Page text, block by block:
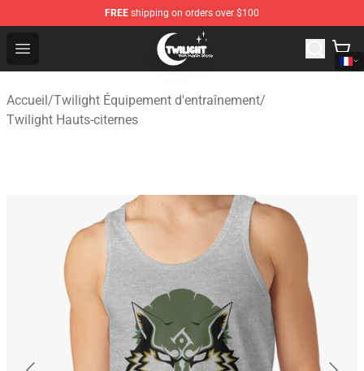
FREE shipping on orders over $100
Open menu
Twilight Store - Official Twilight Merchandise Shop
Accueil/Twilight Équipement d'entraînement/
Twilight Hauts-citernes